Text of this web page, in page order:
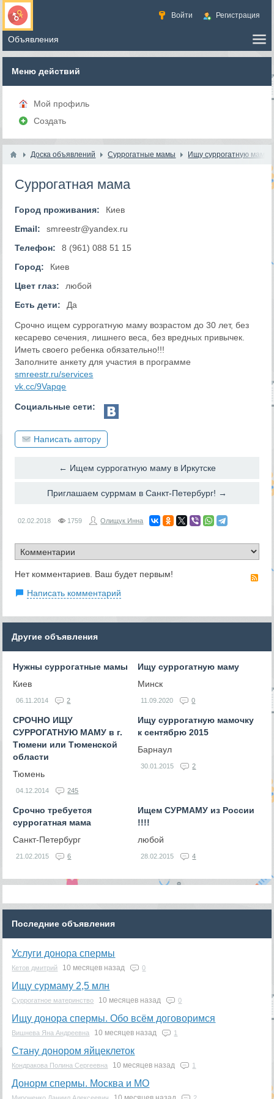
Войти Регистрация
Меню действий
Мой профиль
Создать
Доска объявлений Суррогатные мамы Ищу суррогатную маму
Суррогатная мама
Город проживания:
Киев
Email:
smreestr@yandex.ru
Телефон:
8 (961) 088 51 15
Город:
Киев
Цвет глаз:
любой
Есть дети:
Да
Срочно ищем суррогатную маму возрастом до 30 лет, без
кесарево сечения, лишнего веса, без вредных привычек.
Иметь своего ребенка обязательно!!!
Заполните анкету для участия в программе
smreestr.ru/services
vk.cc/9Vapqe
Социальные сети:
Написать автору
← Ищем суррогатную маму в Иркутске
Приглашаем суррмам в Санкт-Петербург! →
02.02.2018 1759 Олищук Инна
Нет комментариев. Ваш будет первым!
Написать комментарий
Другие объявления
Нужны суррогатные мамы
Киев
06.11.2014 2
Ищу суррогатную маму
Минск
11.09.2020 0
СРОЧНО ИЩУ
СУРРОГАТНУЮ МАМУ в г.
Тюмени или Тюменской
области
Тюмень
04.12.2014 245
Ищу суррогатную мамочку
к сентябрю 2015
Барнаул
30.01.2015 2
Срочно требуется
суррогатная мама
Санкт-Петербург
21.02.2015 6
Ищем СУРМАМУ из России
!!!!
любой
28.02.2015 4
Последние объявления
Услуги донора спермы
Кетов дмитрий 10 месяцев назад 0
Ищу сурмаму 2,5 млн
Суррогатное материнство 10 месяцев назад 0
Ищу донора спермы. Обо всём договоримся
Вишнева Яна Андреевна 10 месяцев назад 1
Стану донором яйцеклеток
Кондракова Полина Сергеевна 10 месяцев назад 1
Донорм спермы. Москва и МО